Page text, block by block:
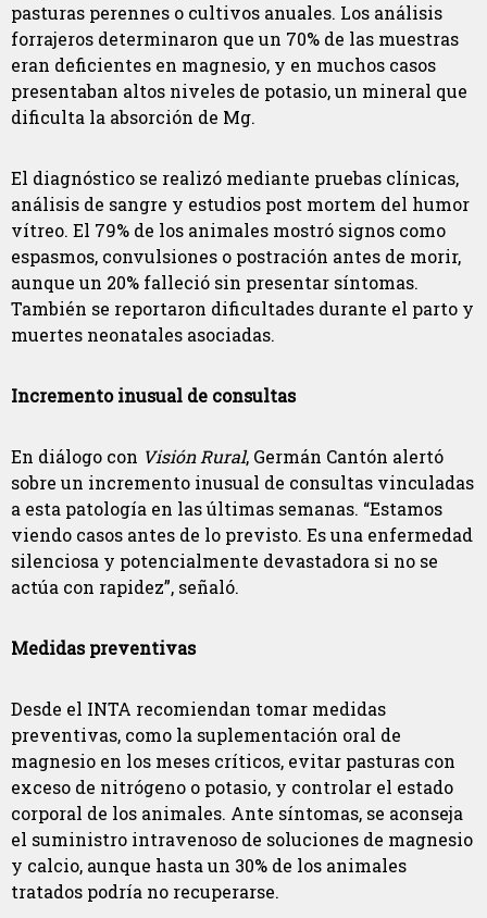
pasturas perennes o cultivos anuales. Los análisis
forrajeros determinaron que un 70% de las muestras
eran deficientes en magnesio, y en muchos casos
presentaban altos niveles de potasio, un mineral que
dificulta la absorción de Mg.
El diagnóstico se realizó mediante pruebas clínicas,
análisis de sangre y estudios post mortem del humor
vítreo. El 79% de los animales mostró signos como
espasmos, convulsiones o postración antes de morir,
aunque un 20% falleció sin presentar síntomas.
También se reportaron dificultades durante el parto y
muertes neonatales asociadas.
Incremento inusual de consultas
En diálogo con Visión Rural, Germán Cantón alertó
sobre un incremento inusual de consultas vinculadas
a esta patología en las últimas semanas. “Estamos
viendo casos antes de lo previsto. Es una enfermedad
silenciosa y potencialmente devastadora si no se
actúa con rapidez”, señaló.
Medidas preventivas
Desde el INTA recomiendan tomar medidas
preventivas, como la suplementación oral de
magnesio en los meses críticos, evitar pasturas con
exceso de nitrógeno o potasio, y controlar el estado
corporal de los animales. Ante síntomas, se aconseja
el suministro intravenoso de soluciones de magnesio
y calcio, aunque hasta un 30% de los animales
tratados podría no recuperarse.